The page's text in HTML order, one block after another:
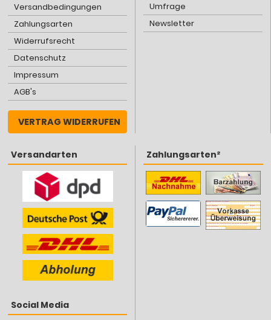
Versandbedingungen
Zahlungsarten
Widerrufsrecht
Datenschutz
Impressum
AGB's
VERTRAG WIDERRUFEN
Umfrage
Newsletter
Versandarten
Social Media
Zahlungsarten²